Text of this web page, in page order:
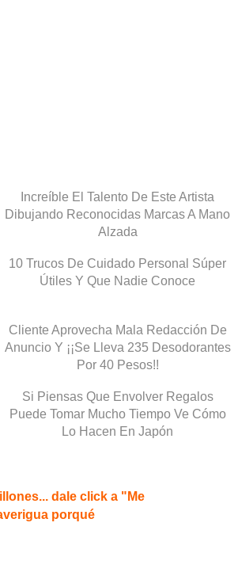
Increíble El Talento De Este Artista
Dibujando Reconocidas Marcas A Mano
Alzada
10 Trucos De Cuidado Personal Súper
Útiles Y Que Nadie Conoce
Cliente Aprovecha Mala Redacción De
Anuncio Y ¡¡Se Lleva 235 Desodorantes
Por 40 Pesos!!
Si Piensas Que Envolver Regalos
Puede Tomar Mucho Tiempo Ve Cómo
Lo Hacen En Japón
dale click a "Me
porqué